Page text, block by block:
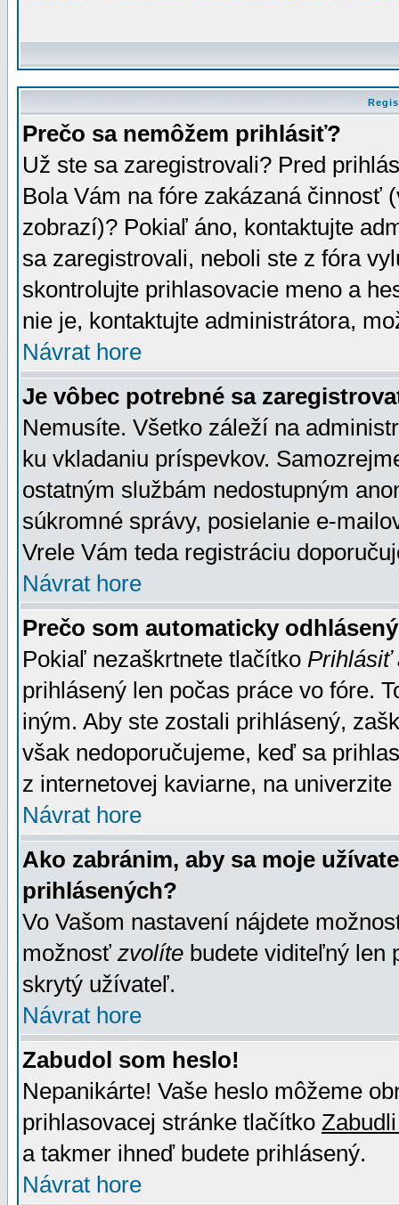
Prečo sa nemôžem prihlásiť?
Už ste sa zaregistrovali? Pred
Bola Vám na fóre zakázaná činnosť
zobrazí)? Pokiaľ áno, kontaktujte
sa zaregistrovali, neboli ste z fóra
skontrolujte prihlasovacie meno a
nie je, kontaktujte administrátora,
Návrat hore
Je vôbec potrebné sa
Nemusíte. Všetko záleží na
ku vkladaniu príspevkov.
ostatným službám nedostupným
súkromné správy, posielanie e-
Vrele Vám teda registráciu
Návrat hore
Prečo som automaticky
Pokiaľ nezaškrtnete tlačítko Prihlásiť
prihlásený len počas práce vo fóre.
iným. Aby ste zostali prihlásený,
však nedoporučujeme, keď sa
z internetovej kaviarne, na univerzite
Návrat hore
Ako zabránim, aby sa moje
prihlásených?
Vo Vašom nastavení nájdete
možnosť zvolíte budete viditeľný len
skrytý užívateľ.
Návrat hore
Zabudol som heslo!
Nepanikárte! Vaše heslo môžeme
prihlasovacej stránke tlačítko
a takmer ihneď budete prihlásený.
Návrat hore